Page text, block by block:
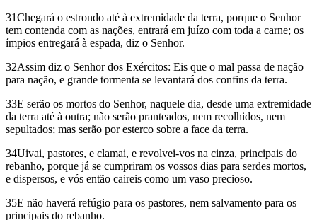
31Chegará o estrondo até à extremidade da terra, porque o Senhor
tem contenda com as nações, entrará em juízo com toda a carne; os
ímpios entregará à espada, diz o Senhor.
32Assim diz o Senhor dos Exércitos: Eis que o mal passa de nação
para nação, e grande tormenta se levantará dos confins da terra.
33E serão os mortos do Senhor, naquele dia, desde uma extremidade
da terra até à outra; não serão pranteados, nem recolhidos, nem
sepultados; mas serão por esterco sobre a face da terra.
34Uivai, pastores, e clamai, e revolvei-vos na cinza, principais do
rebanho, porque já se cumpriram os vossos dias para serdes mortos,
e dispersos, e vós então caireis como um vaso precioso.
35E não haverá refúgio para os pastores, nem salvamento para os
principais do rebanho.